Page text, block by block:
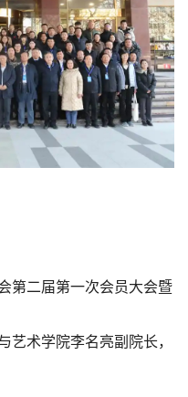
第二届第一次会员大会暨
艺术学院李名亮副院长，